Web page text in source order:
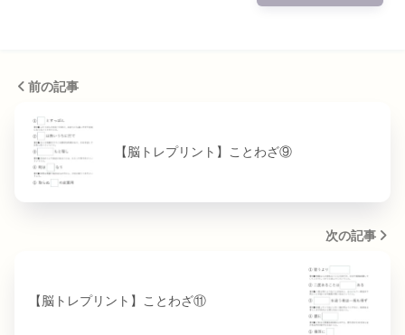
前の記事
【脳トレプリント】ことわざ⑨
次の記事
【脳トレプリント】ことわざ⑪